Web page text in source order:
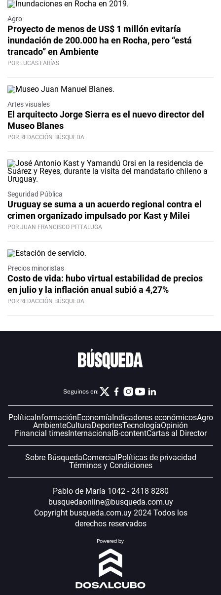
Agro
Proyecto de menos de US$ 1 millón evitaría
inundación de 200.000 ha en Rocha, pero “está
trancado” en Ambiente
POR LUCAS FARÍAS
Artes visuales
El arquitecto Jorge Sierra es el nuevo director del
Museo Blanes
POR REDACCIÓN BÚSQUEDA
Seguridad Pública
Uruguay se suma a un acuerdo regional contra el
crimen organizado impulsado por Kast y Milei
POR JUAN FRANCISCO PITTALUGA
Precios minoristas
Costo de vida: hubo virtual estabilidad de precios
en julio y la inflación anual subió a 4,27%
POR REDACCIÓN BÚSQUEDA
Seguinos en:
PolíticaInformaciónEconomíaIndicadores económicosAgro
AmbienteCulturaDeportesTecnologíaOpinión
Financial timesInternacionalB-contentCartas al Director
Sobre BúsquedaComercialPolíticas de privacidad
Términos y Condiciones
Pablo de María 1042 - 2418 8280
busquedaonline@busqueda.com.uy
Copyright busqueda.com.uy 2024 Todos los
derechos reservados